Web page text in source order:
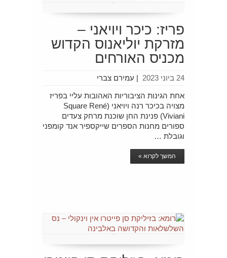
פריז: כיכר ויויאני –
מזרקת יוליאנוס הקדוש
מכניס האורחים
עמירם צברי | 24 ביוני 2023
אחת הגינות הציבוריות האהובות עליי בפריז
מצויה בכיכר רנה ויויאני (Square René
Viviani) פנינת החן שוכנת מרחק צעדים
ספורים מחנות הספרים שייקספיר אנד קומפני
וגובלת …
המשך לקרוא »